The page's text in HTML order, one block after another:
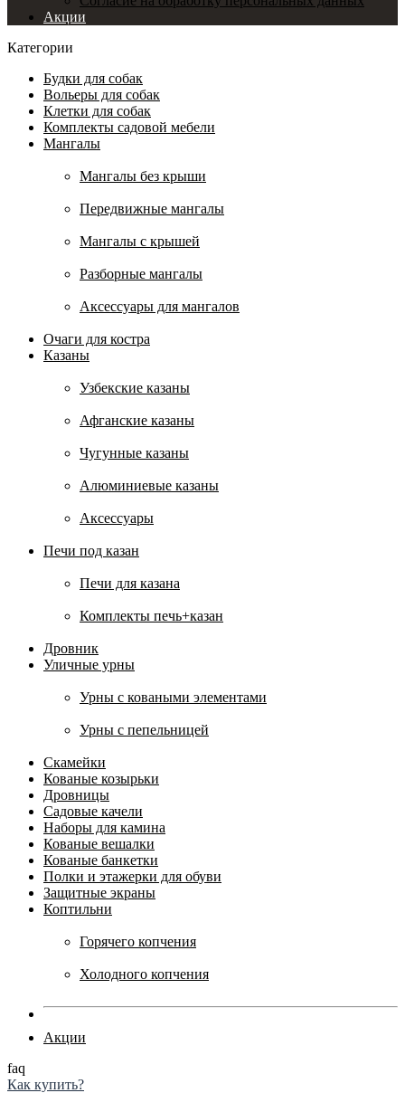
Акции
Категории
Будки для собак
Вольеры для собак
Клетки для собак
Комплекты садовой мебели
Мангалы
Мангалы без крыши
Передвижные мангалы
Мангалы с крышей
Разборные мангалы
Аксессуары для мангалов
Очаги для костра
Казаны
Узбекские казаны
Афганские казаны
Чугунные казаны
Алюминиевые казаны
Аксессуары
Печи под казан
Печи для казана
Комплекты печь+казан
Дровник
Уличные урны
Урны с коваными элементами
Урны с пепельницей
Скамейки
Кованые козырьки
Дровницы
Садовые качели
Наборы для камина
Кованые вешалки
Кованые банкетки
Полки и этажерки для обуви
Защитные экраны
Коптильни
Горячего копчения
Холодного копчения
Акции
faq
Как купить?